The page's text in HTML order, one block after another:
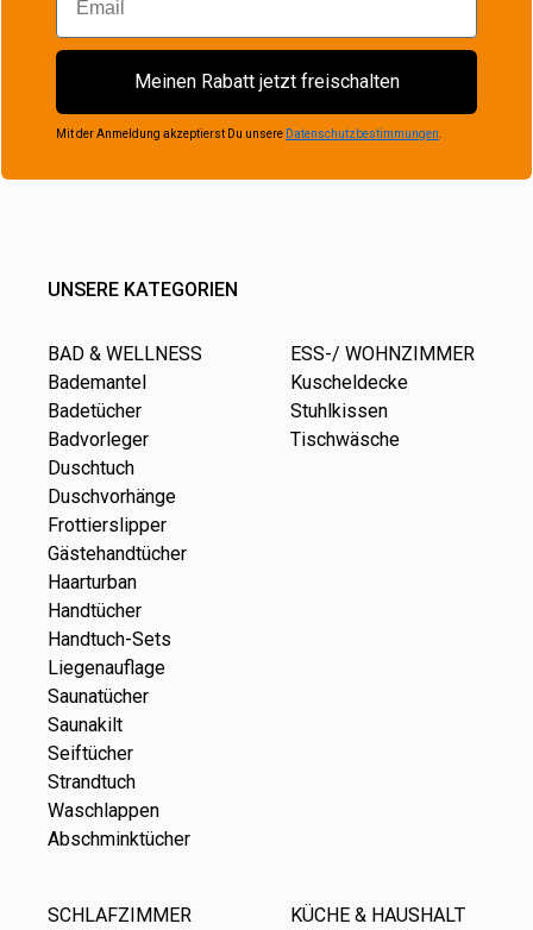
Meinen Rabatt jetzt freischalten
Mit der Anmeldung akzeptierst Du unsere Datenschutzbestimmungen
UNSERE KATEGORIEN
BAD & WELLNESS
Bademantel
Badetücher
Badvorleger
Duschtuch
Duschvorhänge
Frottierslipper
Gästehandtücher
Haarturban
Handtücher
Handtuch-Sets
Liegenauflage
Saunatücher
Saunakilt
Seiftücher
Strandtuch
Waschlappen
Abschminktücher
ESS-/ WOHNZIMMER
Kuscheldecke
Stuhlkissen
Tischwäsche
SCHLAFZIMMER
KÜCHE & HAUSHALT